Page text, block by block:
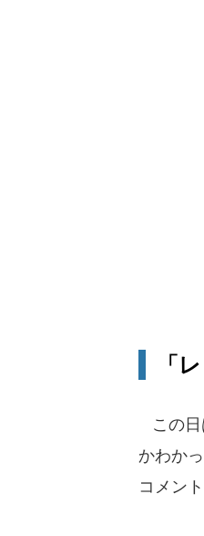
「
この日
かわか
コメン